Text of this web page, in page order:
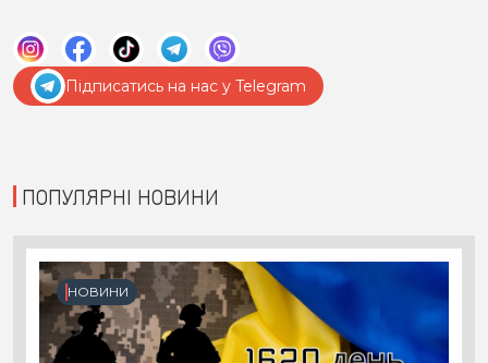
Підписатись на нас у Telegram
ПОПУЛЯРНІ НОВИНИ
НОВИНИ